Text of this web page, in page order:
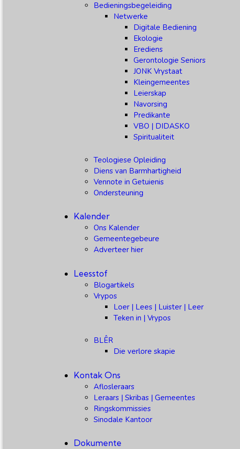
Bedieningsbegeleiding
Netwerke
Digitale Bediening
Ekologie
Erediens
Gerontologie Seniors
JONK Vrystaat
Kleingemeentes
Leierskap
Navorsing
Predikante
VBO | DIDASKO
Spiritualiteit
Teologiese Opleiding
Diens van Barmhartigheid
Vennote in Getuienis
Ondersteuning
Kalender
Ons Kalender
Gemeentegebeure
Adverteer hier
Leesstof
Blogartikels
Vrypos
Loer | Lees | Luister | Leer
Teken in | Vrypos
BLÊR
Die verlore skapie
Kontak Ons
Aflosleraars
Leraars | Skribas | Gemeentes
Ringskommissies
Sinodale Kantoor
Dokumente